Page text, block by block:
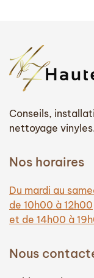
Conseils,
nettoyage
Nos horaires
Du mardi au
de 10h00 à 12h00
et de 14h00 à
Nous